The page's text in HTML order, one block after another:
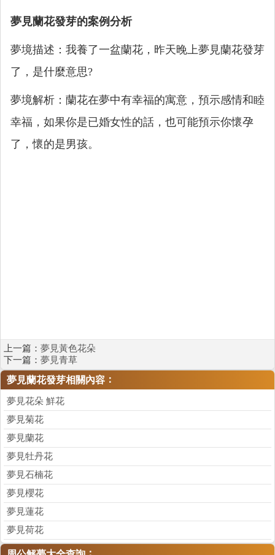
夢見蘭花發芽的案例分析
夢境描述：我養了一盆蘭花，昨天晚上夢見蘭花發芽
了，是什麼意思?
夢境解析：蘭花在夢中有幸福的寓意，預示感情和睦
幸福，如果你是已婚女性的話，也可能預示你懷孕
了，懷的是男孩。
上一篇： 夢見黃色花朵
下一篇： 夢見青草
夢見蘭花發芽相關內容 ：
夢見花朵 鮮花
夢見菊花
夢見蘭花
夢見牡丹花
夢見石楠花
夢見櫻花
夢見蓮花
夢見荷花